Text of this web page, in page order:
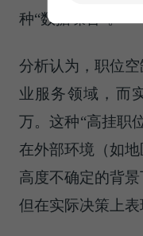
种“数据噪音”。
分析认为，职位
业服务领域，而
万。这种“高挂职
在外部环境（如地
高度不确定的背
但在实际决策上表